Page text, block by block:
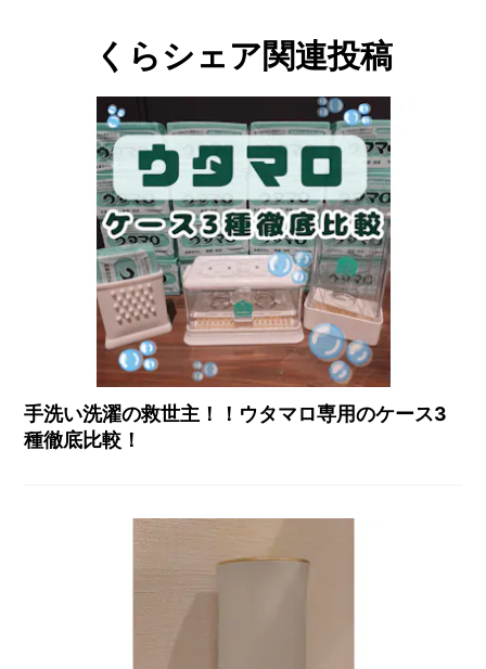
くらシェア関連投稿
手洗い洗濯の救世主！！ウタマロ専用のケース3
種徹底比較！